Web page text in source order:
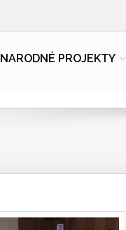
NARODNÉ PROJEKTY